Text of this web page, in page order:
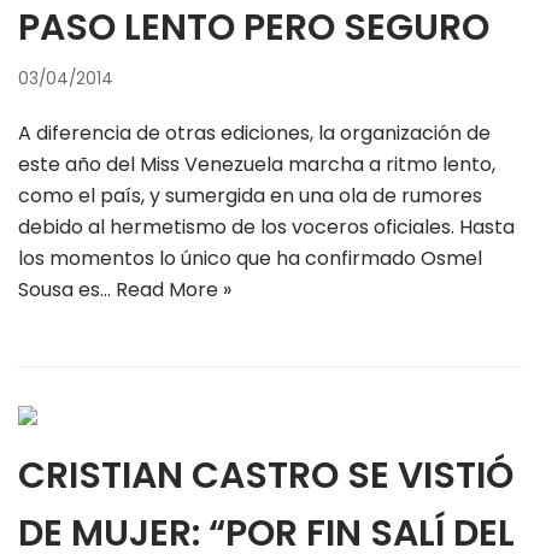
PASO LENTO PERO SEGURO
03/04/2014
A diferencia de otras ediciones, la organización de
este año del Miss Venezuela marcha a ritmo lento,
como el país, y sumergida en una ola de rumores
debido al hermetismo de los voceros oficiales. Hasta
los momentos lo único que ha confirmado Osmel
Sousa es… Read More »
CRISTIAN CASTRO SE VISTIÓ
DE MUJER: “POR FIN SALÍ DEL